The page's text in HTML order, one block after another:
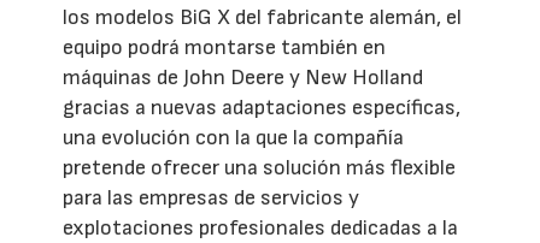
los modelos BiG X del fabricante alemán, el
equipo podrá montarse también en
máquinas de John Deere y New Holland
gracias a nuevas adaptaciones específicas,
una evolución con la que la compañía
pretende ofrecer una solución más flexible
para las empresas de servicios y
explotaciones profesionales dedicadas a la